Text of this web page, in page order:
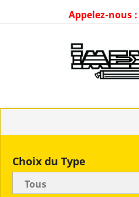
Appelez-nous :
Choix du Type